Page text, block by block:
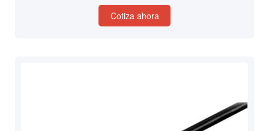
Cotiza ahora